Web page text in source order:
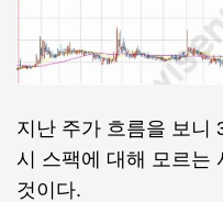
지난 주가 흐름을 보니
시 스팩에 대해 모르는
것이다.